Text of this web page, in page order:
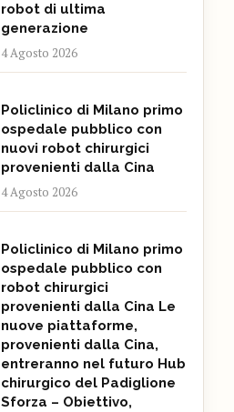
robot di ultima
generazione
4 Agosto 2026
Policlinico di Milano primo
ospedale pubblico con
nuovi robot chirurgici
provenienti dalla Cina
4 Agosto 2026
Policlinico di Milano primo
ospedale pubblico con
robot chirurgici
provenienti dalla Cina Le
nuove piattaforme,
provenienti dalla Cina,
entreranno nel futuro Hub
chirurgico del Padiglione
Sforza – Obiettivo,